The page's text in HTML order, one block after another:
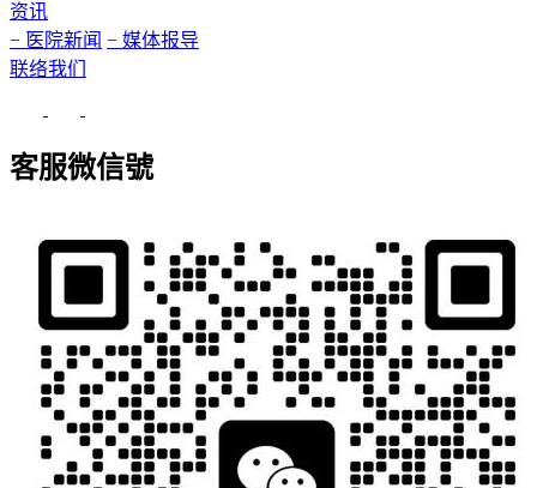
资讯
− 医院新闻 − 媒体报导
联络我们
客服微信號